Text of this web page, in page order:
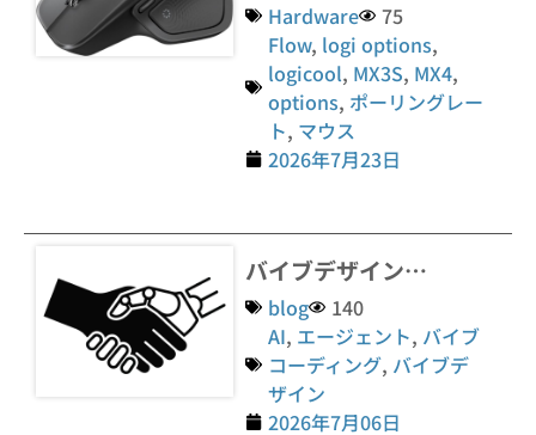
Hardware
75
Flow, logi options,
logicool, MX3S, MX4,
options, ポーリングレー
ト, マウス
2026年7月23日
バイブデザイン…
blog
140
AI, エージェント, バイブ
コーディング, バイブデ
ザイン
2026年7月06日